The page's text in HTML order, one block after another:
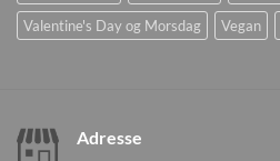
Valentine's Day og Morsdag
Vegan
Adresse